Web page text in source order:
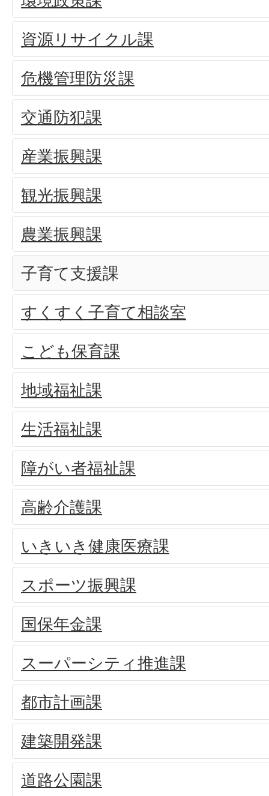
資源リサイクル課
危機管理防災課
交通防犯課
産業振興課
観光振興課
農業振興課
子育て支援課
すくすく子育て相談室
こども保育課
地域福祉課
生活福祉課
障がい者福祉課
高齢介護課
いきいき健康医療課
スポーツ振興課
国保年金課
スーパーシティ推進課
都市計画課
建築開発課
道路公園課